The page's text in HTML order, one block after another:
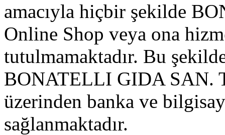
amacıyla hiçbir şekilde
Online Shop veya ona
tutulmamaktadır. Bu
BONATELLI GIDA SAN.
üzerinden banka ve
sağlanmaktadır.